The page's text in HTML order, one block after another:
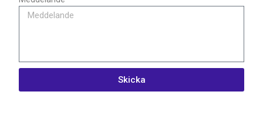
Skicka